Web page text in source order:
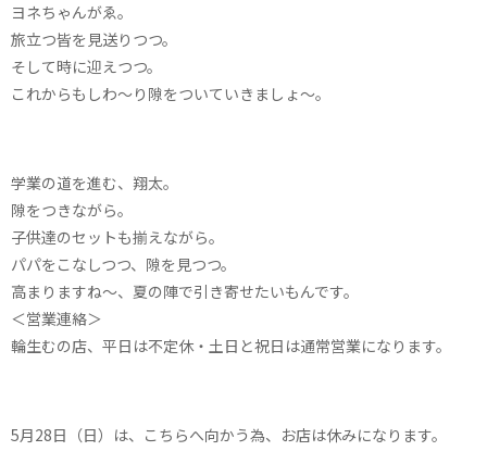
ヨネちゃんがゑ。
旅立つ皆を見送りつつ。
そして時に迎えつつ。
これからもしわ〜り隙をついていきましょ〜。
学業の道を進む、翔太。
隙をつきながら。
子供達のセットも揃えながら。
パパをこなしつつ、隙を見つつ。
高まりますね～、夏の陣で引き寄せたいもんです。
＜営業連絡＞
輪生むの店、平日は不定休・土日と祝日は通常営業になります。
5月28日（日）は、こちらへ向かう為、お店は休みになります。